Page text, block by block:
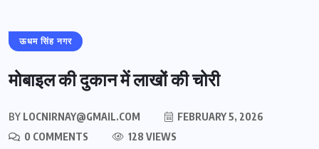
ऊधम सिंह नगर
मोबाइल की दुकान में लाखों की चोरी
BY LOCNIRNAY@GMAIL.COM
FEBRUARY 5, 2026
0 COMMENTS
128 VIEWS